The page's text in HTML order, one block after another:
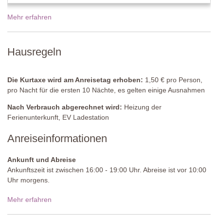
Große Dusche, Waschbecken, Bidet, WC.
Schlafzimmer 2
Doppelbett (welches nicht in zwei Einzelbetten umgestellt werden
Terrasse, Klimaanlage, Moskitonetz.
Große Dusche, Waschbecken, Bidet, WC.
Waschküche
(gemeinschaftlich)
Waschmaschine.
Länge: 14,5 Meter
Tiefe: 3 verschiedene Poolbereiche, welche alle durch Wasserfälle
miteinander verbunden sind.
Tiefe des ersten Pools: 1,30 Meter
Tiefe des driten Pools: 0 bis 0,90 Meter mit 10% Schräge
Zugang: Römische Stufen
Mehr erfahren
Hausregeln
Die Kurtaxe wird am Anreisetag erhoben: 1,50 € pro Person,
pro Nacht für die ersten 10 Nächte, es gelten einige Ausnahmen
Nach Verbrauch abgerechnet wird: Heizung der
Ferienunterkunft, EV Ladestation
Anreiseinformationen
Ankunft und Abreise
Ankunftszeit ist zwischen 16:00 - 19:00 Uhr. Abreise ist vor 10:00
Uhr morgens.
Zufahrtsstraße:
Parken:öffentlich, auf dem Anwesen
Mehr erfahren